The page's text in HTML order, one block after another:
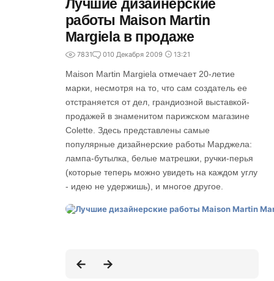
Лучшие дизайнерские
работы Maison Martin
Margiela в продаже
7831 010 Декабря 2009 13:21
Maison Martin Margiela отмечает 20-летие
марки, несмотря на то, что сам создатель ее
отстраняется от дел, грандиозной выставкой-
продажей в знаменитом парижском магазине
Colette. Здесь представлены самые
популярные дизайнерские работы Марджела:
лампа-бутылка, белые матрешки, ручки-перья
(которые теперь можно увидеть на каждом углу
- идею не удержишь), и многое другое.